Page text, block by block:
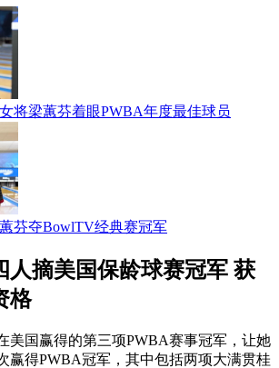
将梁蕙芬着眼PWBA年度最佳球员
芬夺BowlTV经典赛冠军
人摘美国保龄球赛冠军 获
格
美国赢得的第三项PWBA赛事冠军，让她
赢得PWBA冠军，其中包括两项大满贯桂